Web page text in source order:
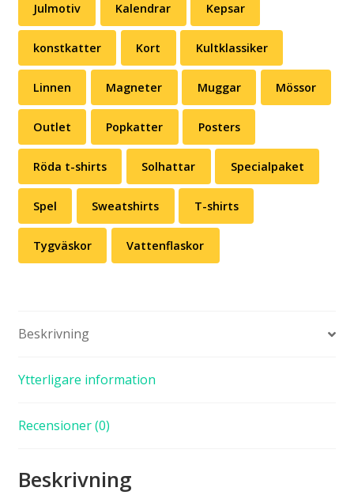
Julmotiv Kalendrar Kepsar
konstkatter Kort Kultklassiker
Linnen Magneter Muggar Mössor
Outlet Popkatter Posters
Röda t-shirts Solhattar Specialpaket
Spel Sweatshirts T-shirts
Tygväskor Vattenflaskor
Beskrivning
Ytterligare information
Recensioner (0)
Beskrivning